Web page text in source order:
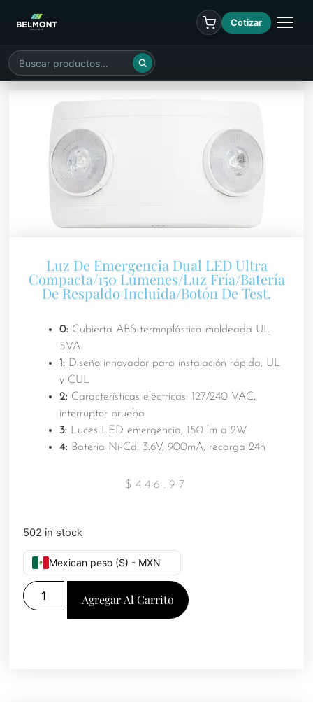
Cotizar
Luz De Emergencia Dual LED Ultra
Compacta/150 Lúmenes/Luz Fría/Batería
De Respaldo Incluida/Botón De Test.
0: Cubierta ABS termoplástica moldeada UL
5VA
1: Diseño innovador para instalación rápida, UL
y CUL
2: Características eléctricas: 127/240 VAC,
interruptor prueba
3: Luces LED emergencia, 150 lm a 2W
4: Batería Ni-Cd: 3.6V, 900mA, recarga 24h
$ 446.97
502 in stock
Mexican peso ($) - MXN
Agregar Al Carrito